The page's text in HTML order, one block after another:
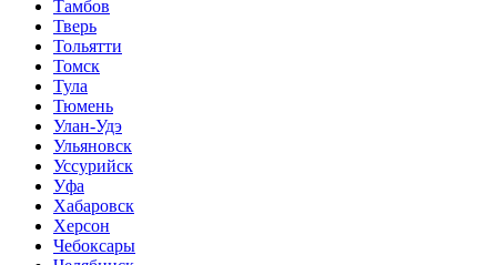
Тамбов
Тверь
Тольятти
Томск
Тула
Тюмень
Улан-Удэ
Ульяновск
Уссурийск
Уфа
Хабаровск
Херсон
Чебоксары